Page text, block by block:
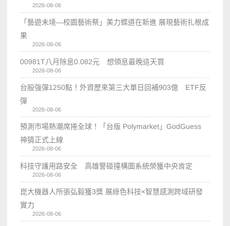
2026-08-06
「藝遊未境—校園藝術祭」美力蝶道在新進 展現藝術扎根成
果
2026-08-06
00981T八月除息0.082元 想領息最晚這天買
2026-08-06
台股強彈1250點！外資歷來第三大單日回補903億 ETF反
彈
2026-08-06
預測市場熱潮席捲全球！「台版 Polymarket」GodGuess
神猜正式上線
2026-08-06
科技守護用路安全 高雄警碰撞構圖系統榮獲中央肯定
2026-08-06
崑大機器人所張弘毅獲3獎 展綠色科技×智慧感測跨域研發
實力
2026-08-06